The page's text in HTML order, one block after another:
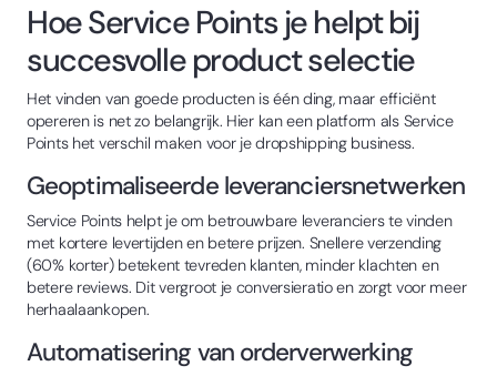
Hoe Service Points je helpt bij
succesvolle product selectie
Het vinden van goede producten is één ding, maar efficiënt
opereren is net zo belangrijk. Hier kan een platform als Service
Points het verschil maken voor je dropshipping business.
Geoptimaliseerde leveranciersnetwerken
Service Points helpt je om betrouwbare leveranciers te vinden
met kortere levertijden en betere prijzen. Snellere verzending
(60% korter) betekent tevreden klanten, minder klachten en
betere reviews. Dit vergroot je conversieratio en zorgt voor meer
herhaalaankopen.
Automatisering van orderverwerking